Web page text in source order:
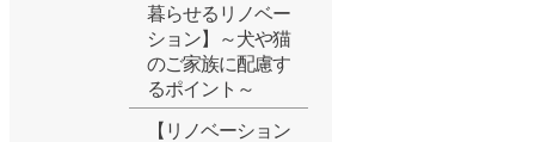
暮らせるリノベー
ション】～犬や猫
のご家族に配慮す
るポイント～
【リノベーション